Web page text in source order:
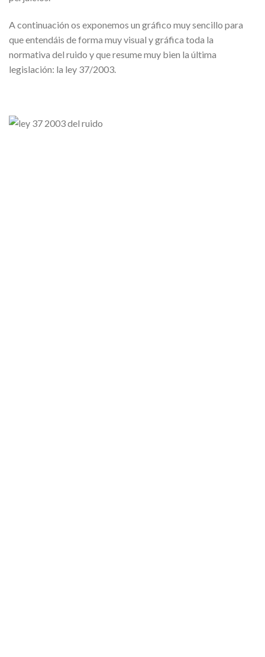
A continuación os exponemos un gráfico muy sencillo para
que entendáis de forma muy visual y gráfica toda la
normativa del ruido y que resume muy bien la última
legislación: la ley 37/2003.